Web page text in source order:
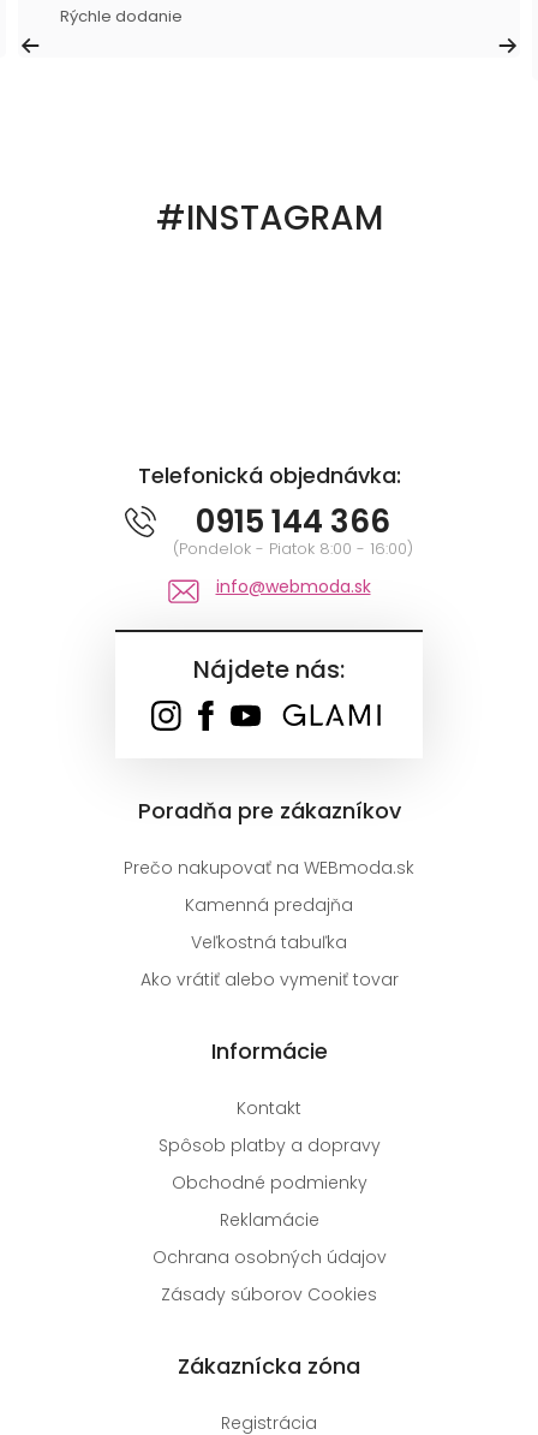
Rýchle dodanie
#INSTAGRAM
Telefonická objednávka:
0915 144 366
(Pondelok - Piatok 8:00 - 16:00)
info@webmoda.sk
Nájdete nás:
Poradňa pre zákazníkov
Prečo nakupovať na WEBmoda.sk
Kamenná predajňa
Veľkostná tabuľka
Ako vrátiť alebo vymeniť tovar
Informácie
Kontakt
Spôsob platby a dopravy
Obchodné podmienky
Reklamácie
Ochrana osobných údajov
Zásady súborov Cookies
Zákaznícka zóna
Registrácia